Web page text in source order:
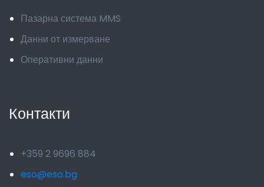
Пазарна система MMS
Данни от измерване
Оперативни данни
Контакти
+359 2 9696 884
eso@eso.bg